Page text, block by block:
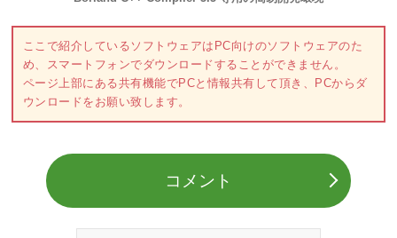
ここで紹介しているソフトウェアはPC向けのソフトウェアのた
め、スマートフォンでダウンロードすることができません。
ページ上部にある共有機能でPCと情報共有して頂き、PCからダ
ウンロードをお願い致します。
コメント